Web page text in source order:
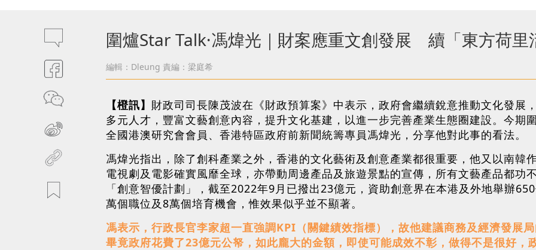
圍爐Star Talk·馮煒光｜財案應重文創發展 續「東方荷里
編輯：Dleung 責編：梁庭希
【橙訊】 財政司司長陳茂波在《財政預算案》中表示，政府會繼續銳意推動文化發展
多元人才，豐富文藝創意內容，提升文化基建，以進一步完善產業生態圈建設。今
全國港澳研究會會員、香港特區政府前新聞統籌專員馮煒光，分享他對此事的看法。
馮煒光指出，除了創科產業之外，香港的文化藝術及創意產業都很重要，他又以南韓
電視劇及電影確實風靡全球，亦帶動周邊產品及旅遊景點的宣傳，所有文藝產品都功
「創意智優計劃」，截至2022年9月已撥出23億元，資助創意界在本港及外地舉辦
萬個職位及8萬個培育機會，惟效果似乎並不顯著。
馮表示，行政長官李家超一直強調KPI（關鍵績效指標），故他建議商務及經濟發展
畢竟政府花費了23億元公帑，如此龐大的金額，即使可能成效不彰，做得不是很好，